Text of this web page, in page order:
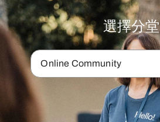
選擇分堂
Online Community